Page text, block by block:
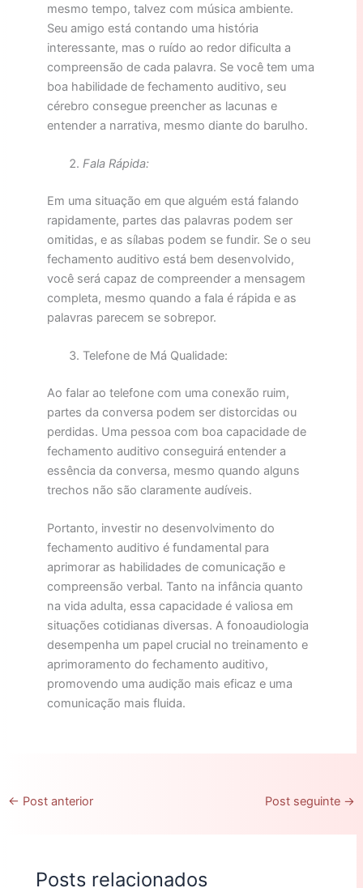
mesmo tempo, talvez com música ambiente.
Seu amigo está contando uma história
interessante, mas o ruído ao redor dificulta a
compreensão de cada palavra. Se você tem uma
boa habilidade de fechamento auditivo, seu
cérebro consegue preencher as lacunas e
entender a narrativa, mesmo diante do barulho.
Fala Rápida:
Em uma situação em que alguém está falando
rapidamente, partes das palavras podem ser
omitidas, e as sílabas podem se fundir. Se o seu
fechamento auditivo está bem desenvolvido,
você será capaz de compreender a mensagem
completa, mesmo quando a fala é rápida e as
palavras parecem se sobrepor.
Telefone de Má Qualidade:
Ao falar ao telefone com uma conexão ruim,
partes da conversa podem ser distorcidas ou
perdidas. Uma pessoa com boa capacidade de
fechamento auditivo conseguirá entender a
essência da conversa, mesmo quando alguns
trechos não são claramente audíveis.
Portanto, investir no desenvolvimento do
fechamento auditivo é fundamental para
aprimorar as habilidades de comunicação e
compreensão verbal. Tanto na infância quanto
na vida adulta, essa capacidade é valiosa em
situações cotidianas diversas. A fonoaudiologia
desempenha um papel crucial no treinamento e
aprimoramento do fechamento auditivo,
promovendo uma audição mais eficaz e uma
comunicação mais fluida.
← Post anterior Post seguinte →
Posts relacionados